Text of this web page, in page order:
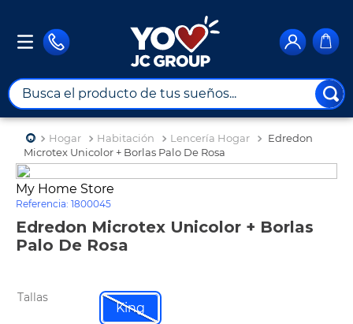
Busca el producto de tus sueños...
Hogar Habitación Lencería Hogar
Edredon
Microtex Unicolor + Borlas Palo De Rosa
My Home Store
Referencia: 1800045
Edredon Microtex Unicolor + Borlas
Palo De Rosa
Tallas
King
TÉRMINOS MÁS BUSCADOS
1.
combos
2.
maximuebles
3.
4.
nevera
6.
turismo
impresora